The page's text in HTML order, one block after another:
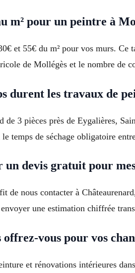
m² pour un peintre à
et 55€ du m² pour vos murs. Ce
de Mollégès et le nombre de
durent les travaux de
de 3 pièces près de Eygalières,
temps de séchage obligatoire
un devis gratuit pour
de nous contacter à
une estimation chiffrée
offrez-vous pour vos
et rénovations intérieures